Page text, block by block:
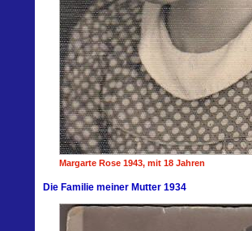
Margarte Rose 1943, mit 18 Jahren
Die Familie meiner Mutter 1934